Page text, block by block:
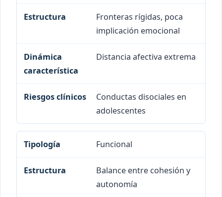
Fronteras rígidas, poca
implicación emocional
Distancia afectiva extrema
Conductas disociales en
adolescentes
Funcional
Balance entre cohesión y
autonomía